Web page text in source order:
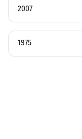
2007
1975